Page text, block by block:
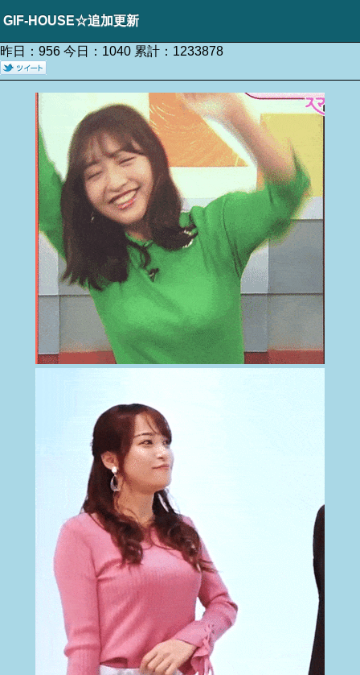
GIF-HOUSE☆追加更新
昨日：956 今日：1040 累計：1233878